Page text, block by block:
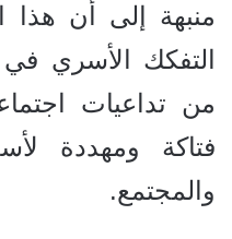
منبهة إلى أن هذا
التفكك الأسري
من تداعيات
فتاكة ومهددة
والمجتمع.